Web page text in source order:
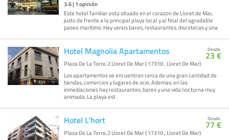
3.6| 1opinión
Este hotel familiar esta situado en el corazon de Lloret de Mar,
justo de frente a la principal playa local y al final del agradable
paseo maritimo. Hay varios bares, restaurantes, discotecas y una
Hotel Magnolia Apartamentos
Plaza De La Torre,2 Lloret De Mar ( 17310 , Lloret De Mar)
Los apartamentos se encuentran cerca de una gran cantidad de
tiendas, comercios y lugares de ocio. Ademas, en las
inmediaciones hay restaurantes, bares y una vida nocturna muy
animada. La playa est
Desde
23 €
Hotel L'hort
Plaza De La Torre,2 Lloret De Mar ( 17310 , Lloret De Mar)
Desde
77 €